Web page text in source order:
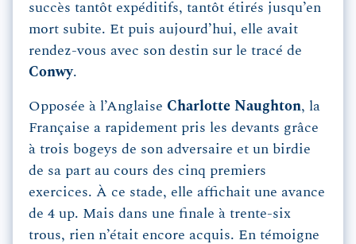
succès tantôt expéditifs, tantôt étirés jusqu’en
mort subite. Et puis aujourd’hui, elle avait
rendez-vous avec son destin sur le tracé de
Conwy.
Opposée à l’Anglaise Charlotte Naughton, la
Française a rapidement pris les devants grâce
à trois bogeys de son adversaire et un birdie
de sa part au cours des cinq premiers
exercices. À ce stade, elle affichait une avance
de 4 up. Mais dans une finale à trente-six
trous, rien n’était encore acquis. En témoigne